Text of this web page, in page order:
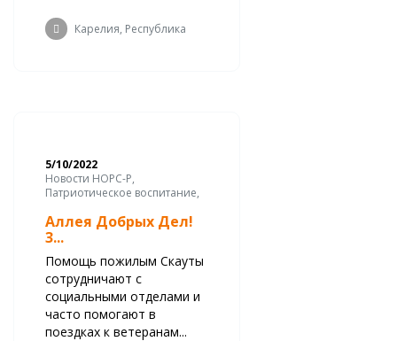
Карелия, Республика
5/10/2022
Новости НОРС-Р,
Патриотическое воспитание,
Аллея Добрых Дел!
3...
Помощь пожилым Скауты
сотрудничают с
социальными отделами и
часто помогают в
поездках к ветеранам...